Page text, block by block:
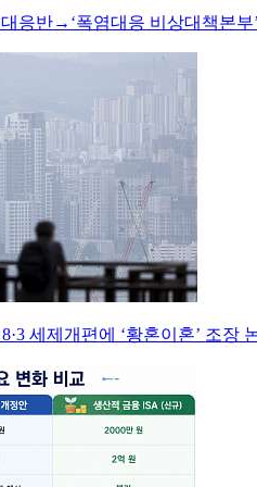
응반→‘폭염대응 비상대책본부
세제개편에 ‘황혼이혼’ 조장